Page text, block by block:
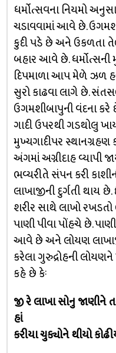
ધર્મોત્સવના નિયમો
ચડાવવામાં આવે છે.
કુદી પડે છે અને ઉકળતા
બહાર આવે છે. ધર્મોત્સની
દિપમાળા આપ મેળે ઝળ
સુરો કાઢવા લાગે છે.
ઉગમશીબાપુની વંદના કરે
ગાદી ઉપરથી ગડથોલુ
મુખ્યગાદીપર
અંગમાં અગ્નીદાહ વ્યાપી
ભવ્યરીતે સંપન કરી
લાખાજીની દુર્ગતી થાય
શરીર સાથે લાખો
પાણી પીવા પોંહચે છે.
આવે છે અને લોયણ
કરેલા ગુરુદ્રોહની
કહે છે કેઃ
જી રે લાખા સોનુ જાણીને
હાં
કરીયા ચુક્યોને થીયો